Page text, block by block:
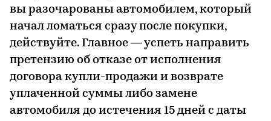
вы разочарованы автомобилем, который
начал ломаться сразу после покупки,
действуйте. Главное — успеть направить
претензию об отказе от исполнения
договора купли-продажи и возврате
уплаченной суммы либо замене
автомобиля до истечения 15 дней с даты